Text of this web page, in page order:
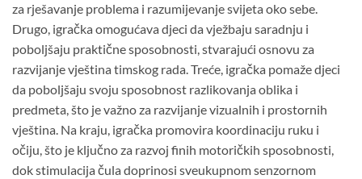
za rješavanje problema i razumijevanje svijeta oko sebe.
Drugo, igračka omogućava djeci da vježbaju saradnju i
poboljšaju praktične sposobnosti, stvarajući osnovu za
razvijanje vještina timskog rada. Treće, igračka pomaže djeci
da poboljšaju svoju sposobnost razlikovanja oblika i
predmeta, što je važno za razvijanje vizualnih i prostornih
vještina. Na kraju, igračka promovira koordinaciju ruku i
očiju, što je ključno za razvoj finih motoričkih sposobnosti,
dok stimulacija čula doprinosi sveukupnom senzornom